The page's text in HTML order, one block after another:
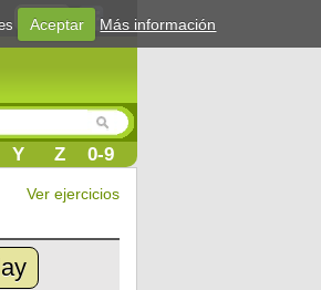
Login
Y Z 0-9
Ver ejercicios
Aceptar Más información